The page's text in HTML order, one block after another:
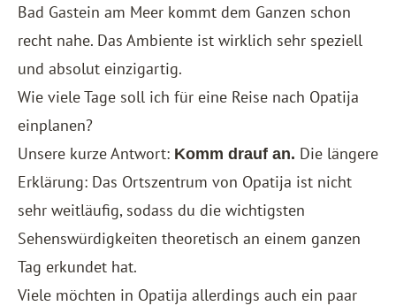
Bad Gastein am Meer kommt dem Ganzen schon
recht nahe. Das Ambiente ist wirklich sehr speziell
und absolut einzigartig.
Wie viele Tage soll ich für eine Reise nach Opatija
einplanen?
Unsere kurze Antwort: Komm drauf an. Die längere
Erklärung: Das Ortszentrum von Opatija ist nicht
sehr weitläufig, sodass du die wichtigsten
Sehenswürdigkeiten theoretisch an einem ganzen
Tag erkundet hat.
Viele möchten in Opatija allerdings auch ein paar